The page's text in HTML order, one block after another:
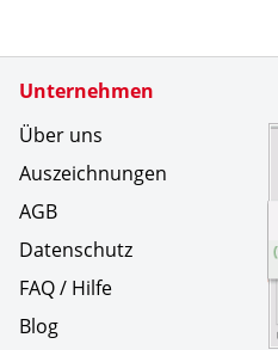
Unternehmen
Über uns
Auszeichnungen
AGB
Datenschutz
FAQ / Hilfe
Blog